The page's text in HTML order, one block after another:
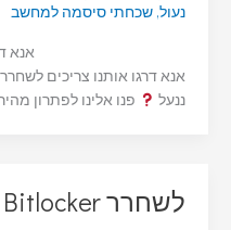
נעול, שכחתי סיסמה למחשב
אנא
אנא דרגו אותנו צריכים לשחרר Bitlocker במחשב
ננעל
פנו אלינו לפתרון
לשחרר Bitlocker במחשב